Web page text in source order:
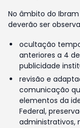
No âmbito do
deverão ser
ocultação
anteriores a 4
publicidade
revisão e
comunicação
elementos da
Federal,
administrativos,